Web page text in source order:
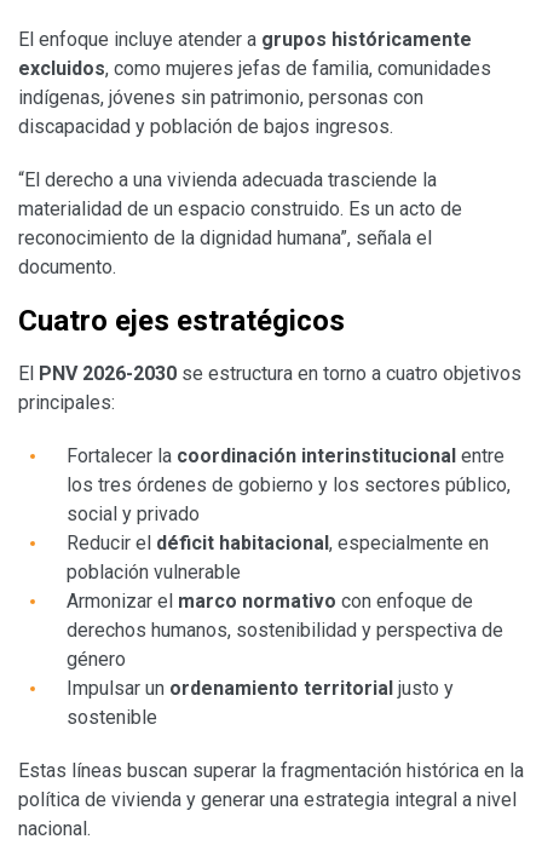
El enfoque incluye atender a grupos históricamente
excluidos, como mujeres jefas de familia, comunidades
indígenas, jóvenes sin patrimonio, personas con
discapacidad y población de bajos ingresos.
“El derecho a una vivienda adecuada trasciende la
materialidad de un espacio construido. Es un acto de
reconocimiento de la dignidad humana”, señala el
documento.
Cuatro ejes estratégicos
El PNV 2026-2030 se estructura en torno a cuatro objetivos
principales:
Fortalecer la coordinación interinstitucional entre
los tres órdenes de gobierno y los sectores público,
social y privado
Reducir el déficit habitacional, especialmente en
población vulnerable
Armonizar el marco normativo con enfoque de
derechos humanos, sostenibilidad y perspectiva de
género
Impulsar un ordenamiento territorial justo y
sostenible
Estas líneas buscan superar la fragmentación histórica en la
política de vivienda y generar una estrategia integral a nivel
nacional.